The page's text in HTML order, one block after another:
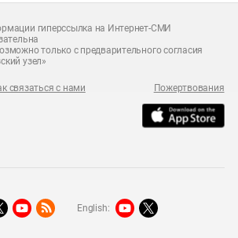
гиперссылка на Интернет-СМИ
только с предварительного согласия
узел»
связаться с нами Пожертвования
English: